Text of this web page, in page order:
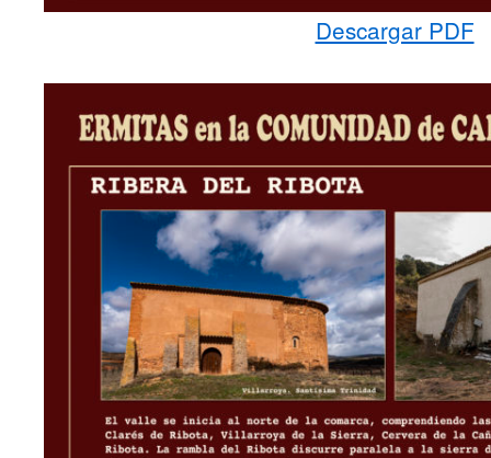
Descargar PDF